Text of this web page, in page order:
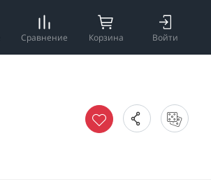
Сравнение Корзина Войти